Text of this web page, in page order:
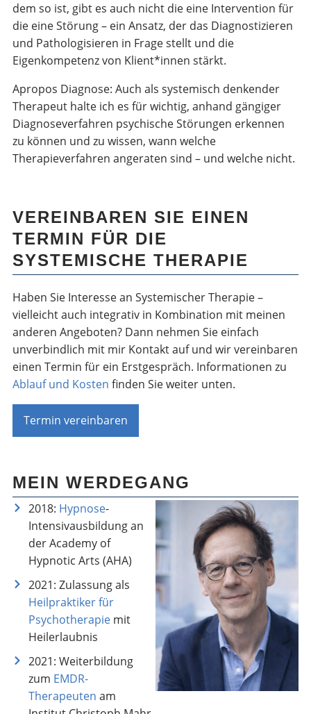
dem so ist, gibt es auch nicht die eine Intervention für
die eine Störung – ein Ansatz, der das Diagnostizieren
und Pathologisieren in Frage stellt und die
Eigenkompetenz von Klient*innen stärkt.
Apropos Diagnose: Auch als systemisch denkender
Therapeut halte ich es für wichtig, anhand gängiger
Diagnoseverfahren psychische Störungen erkennen
zu können und zu wissen, wann welche
Therapieverfahren angeraten sind – und welche nicht.
VEREINBAREN SIE EINEN
TERMIN FÜR DIE
SYSTEMISCHE THERAPIE
Haben Sie Interesse an Systemischer Therapie –
vielleicht auch integrativ in Kombination mit meinen
anderen Angeboten? Dann nehmen Sie einfach
unverbindlich mit mir Kontakt auf und wir vereinbaren
einen Termin für ein Erstgespräch. Informationen zu
Ablauf und Kosten finden Sie weiter unten.
Termin vereinbaren
MEIN WERDEGANG
2018: Hypnose-
Intensivausbildung an
der Academy of
Hypnotic Arts (AHA)
2021: Zulassung als
Heilpraktiker für
Psychotherapiemit
Heilerlaubnis
2021: Weiterbildung
zum EMDR-
Therapeuten am